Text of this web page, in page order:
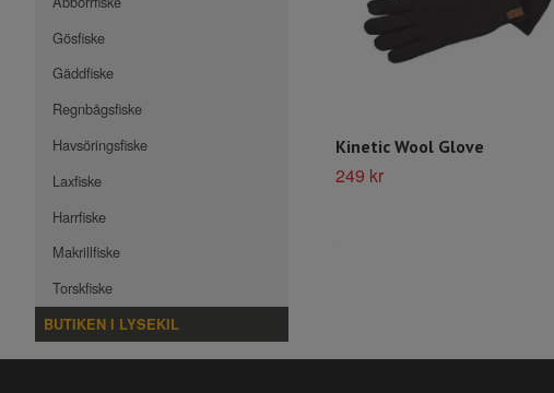
Gösfiske
Gäddfiske
Regnbågsfiske
Havsöringsfiske
Laxfiske
Harrfiske
Makrillfiske
Torskfiske
BUTIKEN I LYSEKIL
Kinetic Wool Glove
249 kr